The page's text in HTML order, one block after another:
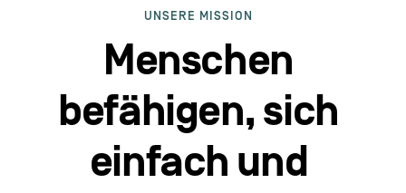
UNSERE MISSION
Menschen
befähigen, sich
einfach und